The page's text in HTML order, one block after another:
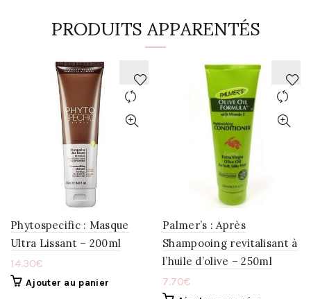
PRODUITS APPARENTÉS
Phytospecific : Masque
Ultra Lissant – 200ml
14.30€
Ajouter au panier
Palmer’s : Après
Shampooing revitalisant à
l’huile d’olive – 250ml
7.70€